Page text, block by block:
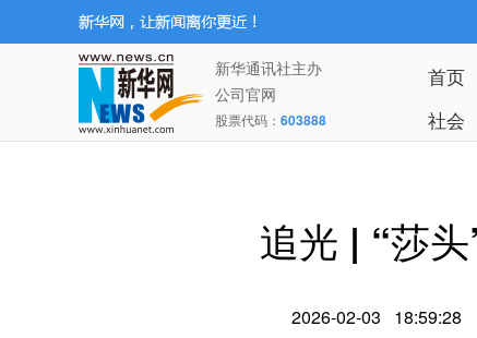
新华通讯社主办
公司官网
股票代码： 603888
首页
社会
追光 | “莎
2026-02-03 18:59:28